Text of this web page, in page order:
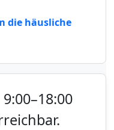
die häusliche